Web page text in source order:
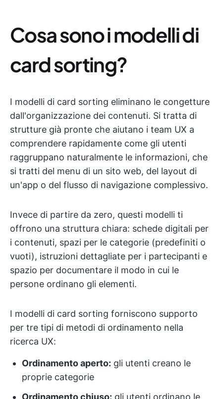
Cosa sono i modelli di
card sorting?
I modelli di card sorting eliminano le congetture
dall'organizzazione dei contenuti. Si tratta di
strutture già pronte che aiutano i team UX a
comprendere rapidamente come gli utenti
raggruppano naturalmente le informazioni, che
si tratti del menu di un sito web, del layout di
un'app o del flusso di navigazione complessivo.
Invece di partire da zero, questi modelli ti
offrono una struttura chiara: schede digitali per
i contenuti, spazi per le categorie (predefiniti o
vuoti), istruzioni dettagliate per i partecipanti e
spazio per documentare il modo in cui le
persone ordinano gli elementi.
I modelli di card sorting forniscono supporto
per tre tipi di metodi di ordinamento nella
ricerca UX:
Ordinamento aperto: gli utenti creano le
proprie categorie
Ordinamento chiuso: gli utenti ordinano le